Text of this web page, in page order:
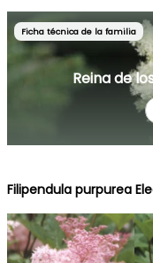
Ficha técnica de la familia
Reina de
Filipendula purpurea